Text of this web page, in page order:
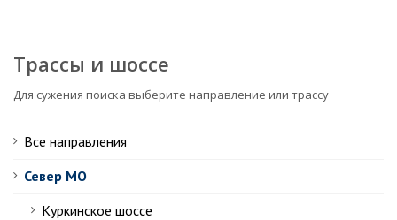
Трассы и шоссе
Для сужения поиска выберите направление или трассу
Все направления
Север МО
Куркинское шоссе